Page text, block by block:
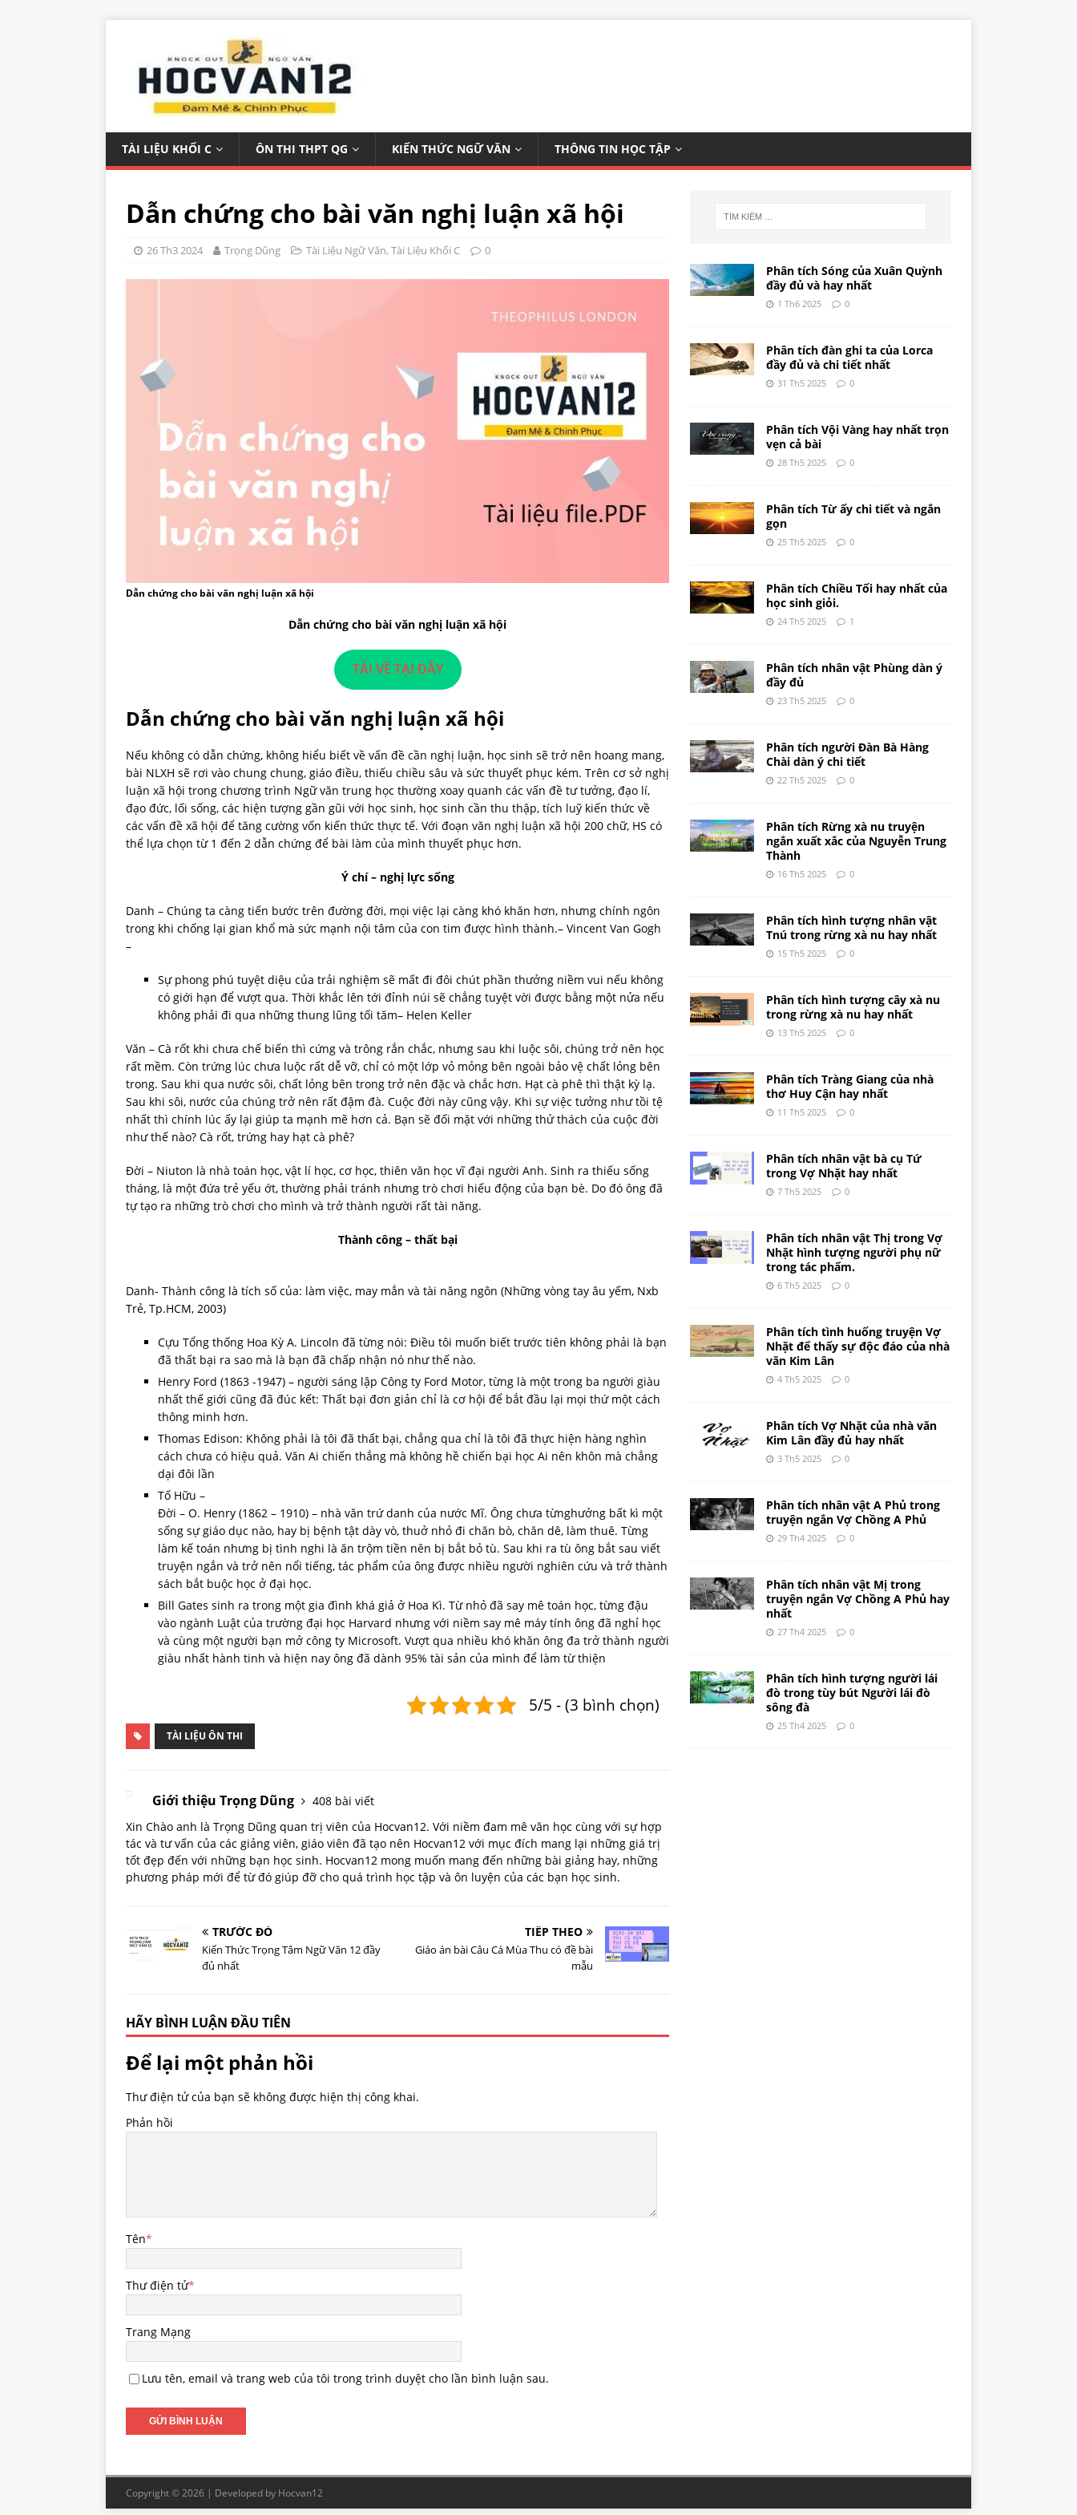
TÀI LIỆU KHỐI C ÔN THI THPT QG KIẾN THỨC NGỮ VĂN THÔNG TIN HỌC TẬP
Dẫn chứng cho bài văn nghị luận xã hội
26 Th3 2024 Trọng Dũng Tài Liệu Ngữ Văn, Tài Liệu Khối C 0
Dẫn chứng cho bài văn nghị luận xã hội
Dẫn chứng cho bài văn nghị luận xã hội
TẢI VỀ TẠI ĐÂY
Dẫn chứng cho bài văn nghị luận xã hội
Nếu không có dẫn chứng, không hiểu biết về vấn đề cần nghị luận, học sinh sẽ trở nên hoang mang,
bài NLXH sẽ rơi vào chung chung, giáo điều, thiếu chiều sâu và sức thuyết phục kém. Trên cơ sở nghị
luận xã hội trong chương trình Ngữ văn trung học thường xoay quanh các vấn đề tư tưởng, đạo lí,
đạo đức, lối sống, các hiện tượng gần gũi với học sinh, học sinh cần thu thập, tích luỹ kiến thức về
các vấn đề xã hội để tăng cường vốn kiến thức thực tế. Với đoạn văn nghị luận xã hội 200 chữ, HS có
thể lựa chọn từ 1 đến 2 dẫn chứng để bài làm của mình thuyết phục hơn.
Ý chí – nghị lực sống
Danh – Chúng ta càng tiến bước trên đường đời, mọi việc lại càng khó khăn hơn, nhưng chính ngôn
trong khi chống lại gian khổ mà sức mạnh nội tâm của con tim được hình thành.– Vincent Van Gogh
–
Sự phong phú tuyệt diệu của trải nghiệm sẽ mất đi đôi chút phần thưởng niềm vui nếu không
có giới hạn để vượt qua. Thời khắc lên tới đỉnh núi sẽ chẳng tuyệt vời được bằng một nửa nếu
không phải đi qua những thung lũng tối tăm– Helen Keller
Văn – Cà rốt khi chưa chế biến thì cứng và trông rắn chắc, nhưng sau khi luộc sôi, chúng trở nên học
rất mềm. Còn trứng lúc chưa luộc rất dễ vỡ, chỉ có một lớp vỏ mỏng bên ngoài bảo vệ chất lỏng bên
trong. Sau khi qua nước sôi, chất lỏng bên trong trở nên đặc và chắc hơn. Hạt cà phê thì thật kỳ lạ.
Sau khi sôi, nước của chúng trở nên rất đậm đà. Cuộc đời này cũng vậy. Khi sự việc tưởng như tồi tệ
nhất thì chính lúc ấy lại giúp ta mạnh mẽ hơn cả. Bạn sẽ đối mặt với những thử thách của cuộc đời
như thế nào? Cà rốt, trứng hay hạt cà phê?
Đời – Niuton là nhà toán học, vật lí học, cơ học, thiên văn học vĩ đại người Anh. Sinh ra thiếu sống
tháng, là một đứa trẻ yếu ớt, thường phải tránh nhưng trò chơi hiếu động của bạn bè. Do đó ông đã
tự tạo ra những trò chơi cho mình và trở thành người rất tài năng.
Thành công – thất bại
Danh- Thành công là tích số của: làm việc, may mắn và tài năng ngôn (Những vòng tay âu yếm, Nxb
Trẻ, Tp.HCM, 2003)
Cựu Tổng thống Hoa Kỳ A. Lincoln đã từng nói: Điều tôi muốn biết trước tiên không phải là bạn
đã thất bại ra sao mà là bạn đã chấp nhận nó như thế nào.
Henry Ford (1863 -1947) – người sáng lập Công ty Ford Motor, từng là một trong ba người giàu
nhất thế giới cũng đã đúc kết: Thất bại đơn giản chỉ là cơ hội để bắt đầu lại mọi thứ một cách
thông minh hơn.
Thomas Edison: Không phải là tôi đã thất bại, chẳng qua chỉ là tôi đã thực hiện hàng nghìn
cách chưa có hiệu quả. Văn Ai chiến thắng mà không hề chiến bại học Ai nên khôn mà chẳng
dại đôi lần
Tố Hữu –
Đời – O. Henry (1862 – 1910) – nhà văn trứ danh của nước Mĩ. Ông chưa từnghưởng bất kì một
sống sự giáo dục nào, hay bị bệnh tật dày vò, thuở nhỏ đi chăn bò, chăn dê, làm thuê. Từng
làm kế toán nhưng bị tình nghi là ăn trộm tiền nên bị bắt bỏ tù. Sau khi ra tù ông bắt sau viết
truyện ngắn và trở nên nổi tiếng, tác phẩm của ông được nhiều người nghiên cứu và trở thành
sách bắt buộc học ở đại học.
Bill Gates sinh ra trong một gia đình khá giả ở Hoa Kì. Từ nhỏ đã say mê toán học, từng đậu
vào ngành Luật của trường đại học Harvard nhưng với niềm say mê máy tính ông đã nghỉ học
và cùng một người bạn mở công ty Microsoft. Vượt qua nhiều khó khăn ông đa trở thành người
giàu nhất hành tinh và hiện nay ông đã dành 95% tài sản của mình để làm từ thiện
5/5 - (3 bình chọn)
TÀI LIỆU ÔN THI
Giới thiệu Trọng Dũng
408 bài viết
Xin Chào anh là Trọng Dũng quan trị viên của Hocvan12. Với niềm đam mê văn học cùng với sự hợp
tác và tư vấn của các giảng viên, giáo viên đã tạo nên Hocvan12 với mục đích mang lại những giá trị
tốt đẹp đến với những bạn học sinh. Hocvan12 mong muốn mang đến những bài giảng hay, những
phương pháp mới để từ đó giúp đỡ cho quá trình học tập và ôn luyện của các bạn học sinh.
TRƯỚC ĐÓ
Kiến Thức Trọng Tâm Ngữ Văn 12 đầy
đủ nhất
TIẾP THEO
Giáo án bài Câu Cá Mùa Thu có đề bài
mẫu
HÃY BÌNH LUẬN ĐẦU TIÊN
Để lại một phản hồi
Thư điện tử của bạn sẽ không được hiện thị công khai.
Phản hồi
Tên*
Thư điện tử*
Trang Mạng
Lưu tên, email và trang web của tôi trong trình duyệt cho lần bình luận sau.
Phân tích Sóng của Xuân Quỳnh
đầy đủ và hay nhất
1 Th6 2025 0
Phân tích đàn ghi ta của Lorca
đầy đủ và chi tiết nhất
31 Th5 2025 0
Phân tích Vội Vàng hay nhất trọn
vẹn cả bài
28 Th5 2025 0
Phân tích Từ ấy chi tiết và ngắn
gọn
25 Th5 2025 0
Phân tích Chiều Tối hay nhất của
học sinh giỏi.
24 Th5 2025 1
Phân tích nhân vật Phùng dàn ý
đầy đủ
23 Th5 2025 0
Phân tích người Đàn Bà Hàng
Chài dàn ý chi tiết
22 Th5 2025 0
Phân tích Rừng xà nu truyện
ngắn xuất xắc của Nguyễn Trung
Thành
16 Th5 2025 0
Phân tích hình tượng nhân vật
Tnú trong rừng xà nu hay nhất
15 Th5 2025 0
Phân tích hình tượng cây xà nu
trong rừng xà nu hay nhất
13 Th5 2025 0
Phân tích Tràng Giang của nhà
thơ Huy Cận hay nhất
11 Th5 2025 0
Phân tích nhân vật bà cụ Tứ
trong Vợ Nhặt hay nhất
7 Th5 2025 0
Phân tích nhân vật Thị trong Vợ
Nhặt hình tượng người phụ nữ
trong tác phẩm.
6 Th5 2025 0
Phân tích tình huống truyện Vợ
Nhặt để thấy sự độc đáo của nhà
văn Kim Lân
4 Th5 2025 0
Phân tích Vợ Nhặt của nhà văn
Kim Lân đầy đủ hay nhất
3 Th5 2025 0
Phân tích nhân vật A Phủ trong
truyện ngắn Vợ Chồng A Phủ
29 Th4 2025 0
Phân tích nhân vật Mị trong
truyện ngắn Vợ Chồng A Phủ hay
nhất
27 Th4 2025 0
Phân tích hình tượng người lái
đò trong tùy bút Người lái đò
sông đà
25 Th4 2025 0
Copyright © 2026 | Developed by Hocvan12